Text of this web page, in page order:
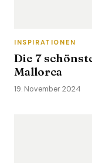
INSPIRATIONEN
Die 7
Mallorca
19. November 2024